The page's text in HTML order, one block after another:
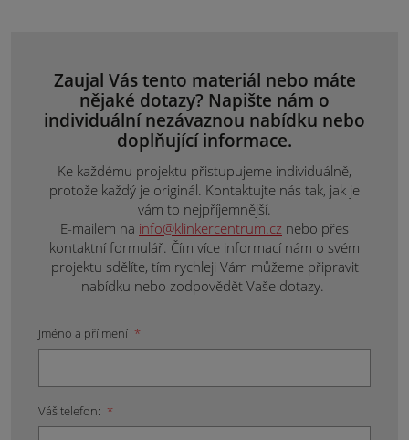
Zaujal Vás tento materiál nebo máte
nějaké dotazy? Napište nám o
individuální nezávaznou nabídku nebo
doplňující informace.
Ke každému projektu přistupujeme individuálně,
protože každý je originál. Kontaktujte nás tak, jak je
vám to nejpříjemnější.
E-mailem na info@klinkercentrum.cz nebo přes
kontaktní formulář. Čím více informací nám o svém
projektu sdělíte, tím rychleji Vám můžeme připravit
nabídku nebo zodpovědět Vaše dotazy.
Jméno a příjmení *
Váš telefon: *